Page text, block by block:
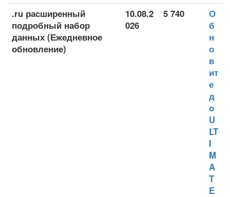
.ru расширенный
подробный набор
данных (Ежедневное
обновление)
10.08.2
026
5 740
О
б
н
о
в
ит
е
д
о
U
LT
I
M
A
T
E